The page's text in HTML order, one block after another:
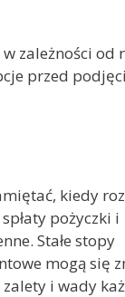
zależności od
przed
kiedy
pożyczki i
Stałe stopy
mogą się
i wady